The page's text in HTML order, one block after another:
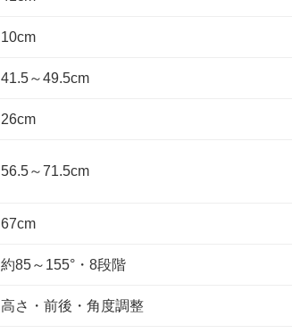
10cm
41.5～49.5cm
26cm
56.5～71.5cm
67cm
約85～155°・8段階
高さ・前後・角度調整